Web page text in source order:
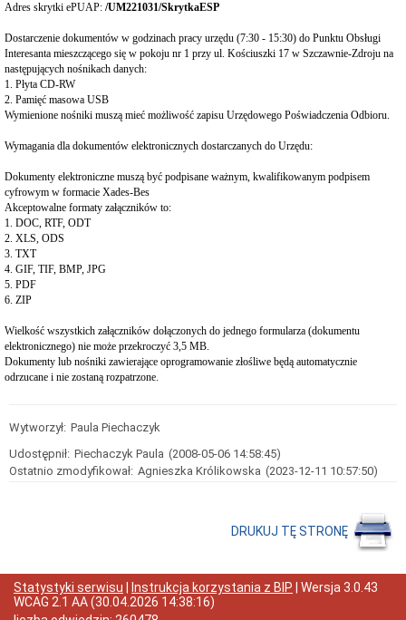
antysmogowa
dla
województwa
dolnośląskiego
Fundusz
Szerokopasmowy
na
dotacji
celowej
Zamówienia
publiczne
i
sprzedaż
nieruchomości
Ogłoszenia
przetargów
z
otwarcia
ofert
Rozstrzygnięcia
Zamówienia
publiczne
wyłączone
ze
nieruchomości
przeznaczonych
do
Adres skrytki ePUAP: /UM221031/SkrytkaESP
Dostarczenie dokumentów w godzinach pracy urzędu (7:30 - 15:30) do Punktu Obsługi
Interesanta mieszczącego się w pokoju nr 1 przy ul. Kościuszki 17 w Szczawnie-Zdroju na
następujących nośnikach danych:
1. Płyta CD-RW
2. Pamięć masowa USB
Wymienione nośniki muszą mieć możliwość zapisu Urzędowego Poświadczenia Odbioru.
Wymagania dla dokumentów elektronicznych dostarczanych do Urzędu:
Dokumenty elektroniczne muszą być podpisane ważnym, kwalifikowanym podpisem
cyfrowym w formacie Xades-Bes
Akceptowalne formaty załączników to:
1. DOC, RTF, ODT
2. XLS, ODS
3. TXT
4. GIF, TIF, BMP, JPG
5. PDF
6. ZIP
Wielkość wszystkich załączników dołączonych do jednego formularza (dokumentu
elektronicznego) nie może przekroczyć 3,5 MB.
Dokumenty lub nośniki zawierające oprogramowanie złośliwe będą automatycznie
odrzucane i nie zostaną rozpatrzone.
Wytworzył: Paula Piechaczyk
Udostępnił: Piechaczyk Paula (2008-05-06 14:58:45)
Ostatnio zmodyfikował: Agnieszka Królikowska (2023-12-11 10:57:50)
DRUKUJ TĘ STRONĘ
Statystyki serwisu Instrukcja korzystania z BIP | Wersja 3.0.43
WCAG 2.1 AA(30.04.2026 14:38:16)